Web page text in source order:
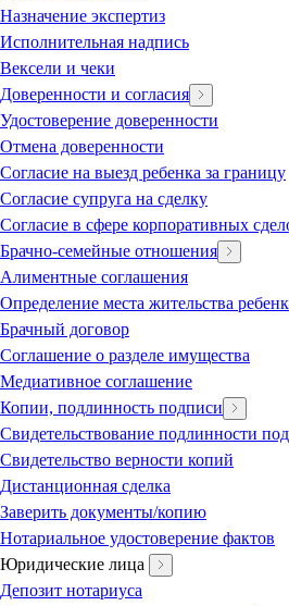
Назначение экспертиз
Исполнительная надпись
Вексели и чеки
Доверенности и согласия
Удостоверение доверенности
Отмена доверенности
Согласие на выезд ребенка за границу
Согласие супруга на сделку
Согласие в сфере корпоративных
Брачно-семейные отношения
Алиментные соглашения
Определение места жительства
Брачный договор
Соглашение о разделе имущества
Медиативное соглашение
Копии, подлинность подписи
Свидетельствование подлинности
Свидетельство верности копий
Дистанционная сделка
Заверить документы/копию
Нотариальное удостоверение фактов
Юридические лица
Депозит нотариуса